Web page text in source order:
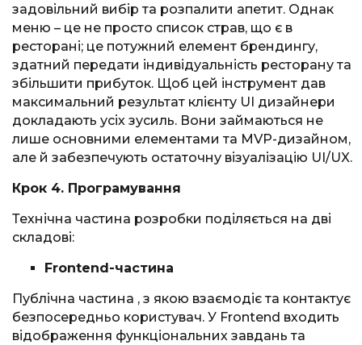
задовільний вибір та розпалити апетит. Однак
меню – це не просто список страв, що є в
ресторані; це потужний елемент брендингу,
здатний передати індивідуальність ресторану та
збільшити прибуток. Щоб цей інструмент дав
максимальний результат клієнту UI дизайнери
докладають усіх зусиль. Вони займаються не
лише основними елементами та MVP-дизайном,
але й забезпечують остаточну візуалізацію UI/UX.
Крок 4. Програмування
Технічна частина розробки поділяється на дві
складові:
Frontend-частина
Публічна частина , з якою взаємодіє та контактує
безпосередньо користувач. У Frontend входить
відображення функціональних завдань та